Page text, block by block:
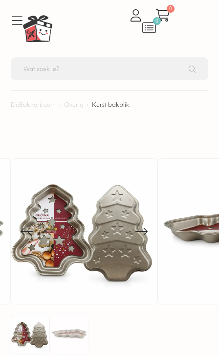
0
0
DeBakkerij.com › Overig › Kerst bakblik